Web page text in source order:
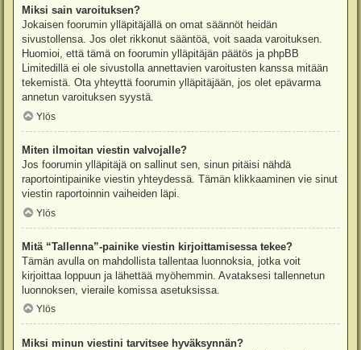
Miksi sain varoituksen?
Jokaisen foorumin ylläpitäjällä on omat säännöt heidän
sivustollensa. Jos olet rikkonut sääntöä, voit saada varoituksen.
Huomioi, että tämä on foorumin ylläpitäjän päätös ja phpBB
Limitedillä ei ole sivustolla annettavien varoitusten kanssa mitään
tekemistä. Ota yhteyttä foorumin ylläpitäjään, jos olet epävarma
annetun varoituksen syystä.
Ylös
Miten ilmoitan viestin valvojalle?
Jos foorumin ylläpitäjä on sallinut sen, sinun pitäisi nähdä
raportointipainike viestin yhteydessä. Tämän klikkaaminen vie sinut
viestin raportoinnin vaiheiden läpi.
Ylös
Mitä “Tallenna”-painike viestin kirjoittamisessa tekee?
Tämän avulla on mahdollista tallentaa luonnoksia, jotka voit
kirjoittaa loppuun ja lähettää myöhemmin. Avataksesi tallennetun
luonnoksen, vieraile komissa asetuksissa.
Ylös
Miksi minun viestini tarvitsee hyväksynnän?